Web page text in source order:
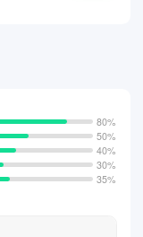
80%
50%
40%
30%
35%